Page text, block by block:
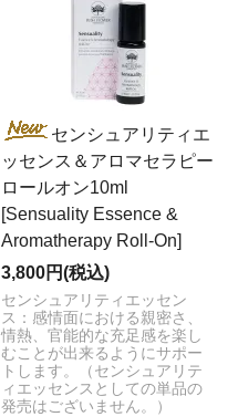
センシュアリティエ
ッセンス＆アロマセラピー
ロールオン10ml
[Sensuality Essence &
Aromatherapy Roll-On]
3,800円(税込)
センシュアリティエッセン
ス：感情面における親密さ、
情熱、官能的な充足感を楽し
むことが出来るようにサポー
トします。（センシュアリテ
ィエッセンスとしての単品の
発売はございません。）